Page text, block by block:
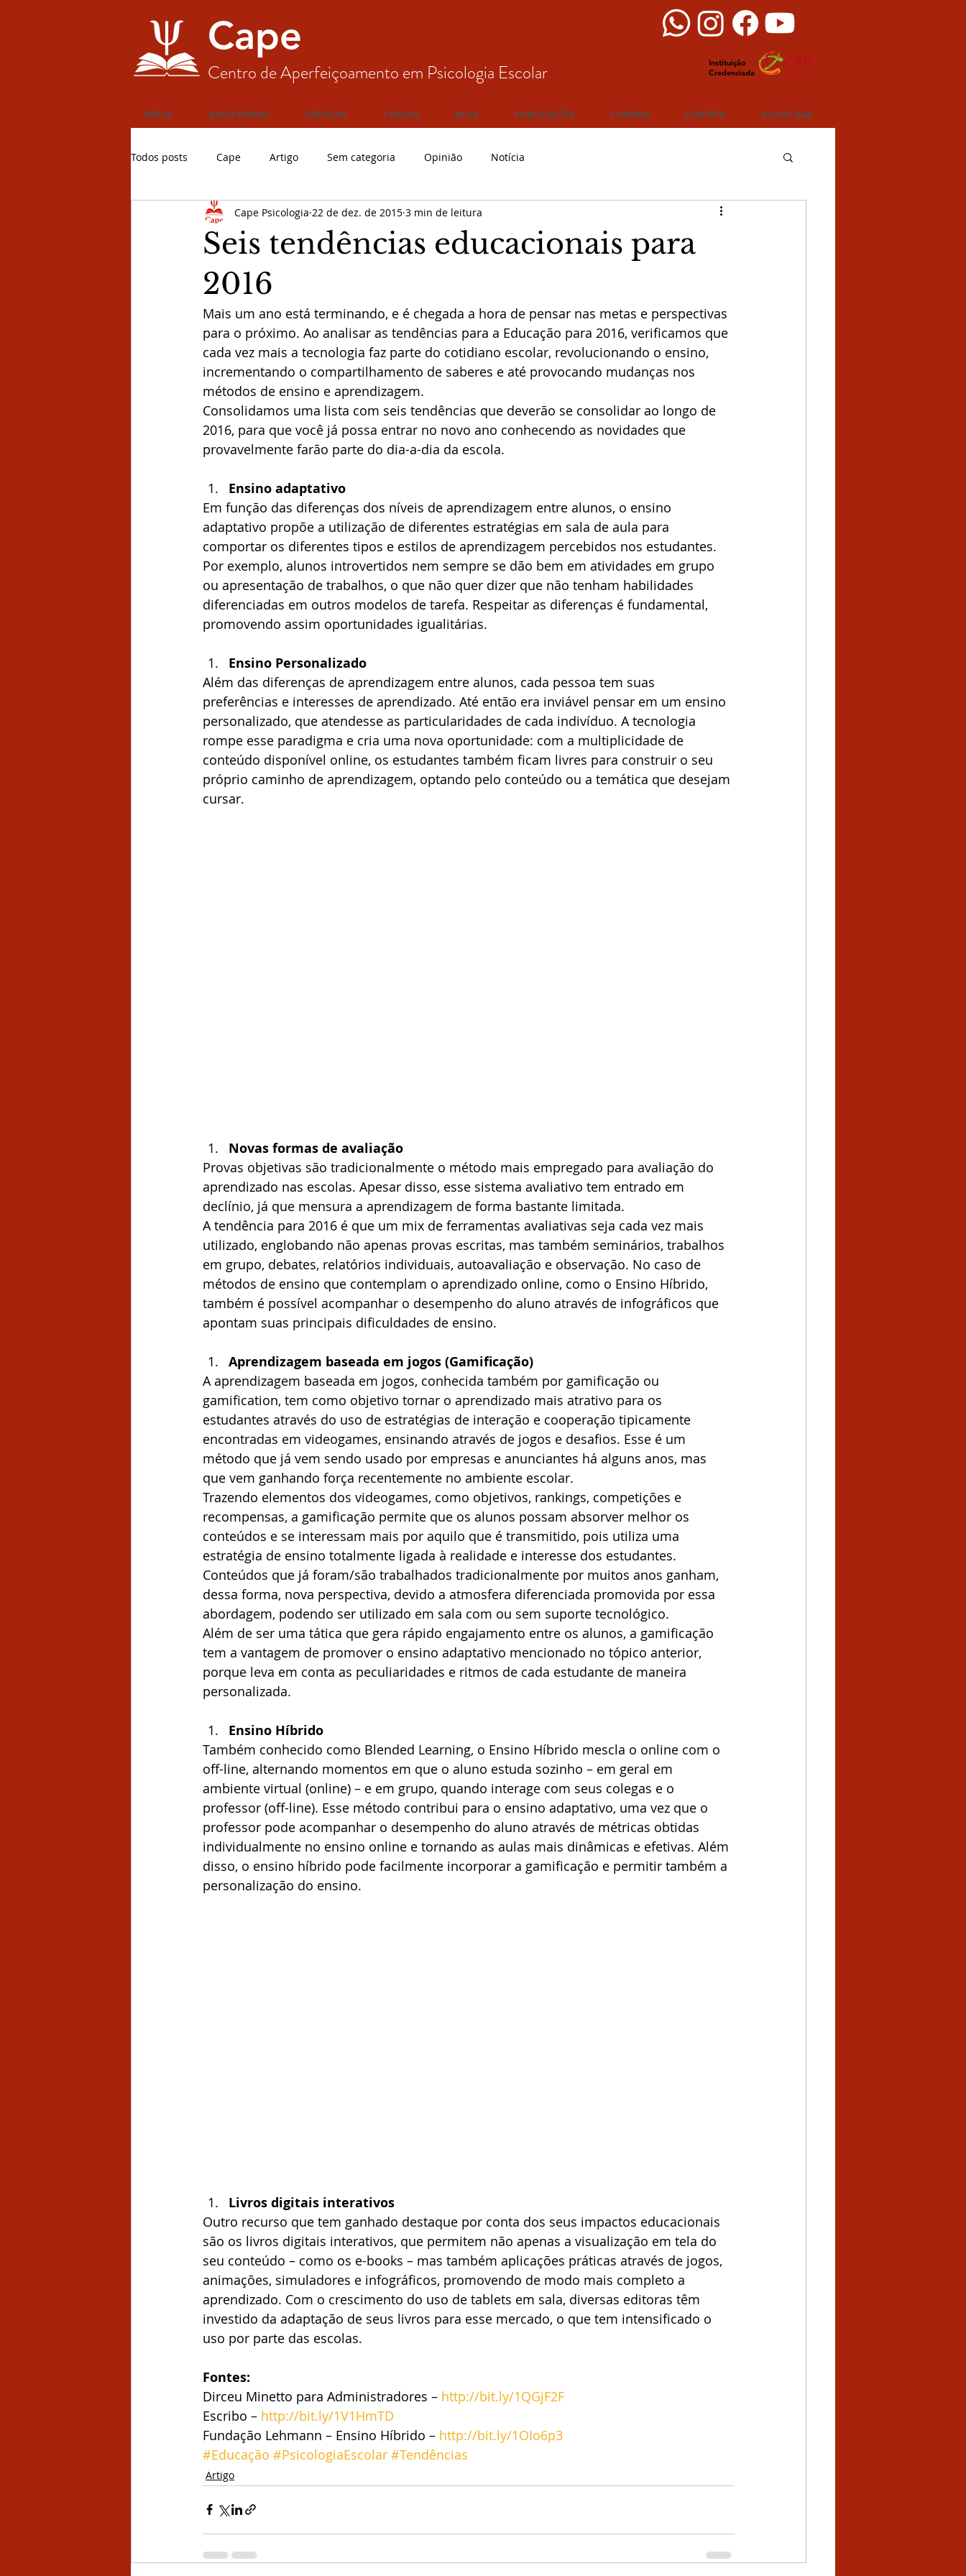
Cape
Centro de Aperfeiçoamento em Psicologia Escolar
Instituição
Credenciada
INÍCIO QUEM SOMOS SERVIÇOS CURSOS BLOG PUBLICAÇÕES LIVRARIA CONTATO ALUNO EAD
Todos posts Cape Artigo Sem categoria Opinião Notícia
Seis tendências educacionais para
2016
Cape Psicologia 22 de dez. de 2015 3 min de leitura
Mais um ano está terminando, e é chegada a hora de pensar nas metas e perspectivas
para o próximo. Ao analisar as tendências para a Educação para 2016, verificamos que
cada vez mais a tecnologia faz parte do cotidiano escolar, revolucionando o ensino,
incrementando o compartilhamento de saberes e até provocando mudanças nos
métodos de ensino e aprendizagem.
Consolidamos uma lista com seis tendências que deverão se consolidar ao longo de
2016, para que você já possa entrar no novo ano conhecendo as novidades que
provavelmente farão parte do dia-a-dia da escola.
Ensino adaptativo
Em função das diferenças dos níveis de aprendizagem entre alunos, o ensino
adaptativo propõe a utilização de diferentes estratégias em sala de aula para
comportar os diferentes tipos e estilos de aprendizagem percebidos nos estudantes.
Por exemplo, alunos introvertidos nem sempre se dão bem em atividades em grupo
ou apresentação de trabalhos, o que não quer dizer que não tenham habilidades
diferenciadas em outros modelos de tarefa. Respeitar as diferenças é fundamental,
promovendo assim oportunidades igualitárias.
Ensino Personalizado
Além das diferenças de aprendizagem entre alunos, cada pessoa tem suas
preferências e interesses de aprendizado. Até então era inviável pensar em um ensino
personalizado, que atendesse as particularidades de cada indivíduo. A tecnologia
rompe esse paradigma e cria uma nova oportunidade: com a multiplicidade de
conteúdo disponível online, os estudantes também ficam livres para construir o seu
próprio caminho de aprendizagem, optando pelo conteúdo ou a temática que desejam
cursar.
Novas formas de avaliação
Provas objetivas são tradicionalmente o método mais empregado para avaliação do
aprendizado nas escolas. Apesar disso, esse sistema avaliativo tem entrado em
declínio, já que mensura a aprendizagem de forma bastante limitada.
A tendência para 2016 é que um mix de ferramentas avaliativas seja cada vez mais
utilizado, englobando não apenas provas escritas, mas também seminários, trabalhos
em grupo, debates, relatórios individuais, autoavaliação e observação. No caso de
métodos de ensino que contemplam o aprendizado online, como o Ensino Híbrido,
também é possível acompanhar o desempenho do aluno através de infográficos que
apontam suas principais dificuldades de ensino.
Aprendizagem baseada em jogos (Gamificação)
A aprendizagem baseada em jogos, conhecida também por gamificação ou
gamification, tem como objetivo tornar o aprendizado mais atrativo para os
estudantes através do uso de estratégias de interação e cooperação tipicamente
encontradas em videogames, ensinando através de jogos e desafios. Esse é um
método que já vem sendo usado por empresas e anunciantes há alguns anos, mas
que vem ganhando força recentemente no ambiente escolar.
Trazendo elementos dos videogames, como objetivos, rankings, competições e
recompensas, a gamificação permite que os alunos possam absorver melhor os
conteúdos e se interessam mais por aquilo que é transmitido, pois utiliza uma
estratégia de ensino totalmente ligada à realidade e interesse dos estudantes.
Conteúdos que já foram/são trabalhados tradicionalmente por muitos anos ganham,
dessa forma, nova perspectiva, devido a atmosfera diferenciada promovida por essa
abordagem, podendo ser utilizado em sala com ou sem suporte tecnológico.
Além de ser uma tática que gera rápido engajamento entre os alunos, a gamificação
tem a vantagem de promover o ensino adaptativo mencionado no tópico anterior,
porque leva em conta as peculiaridades e ritmos de cada estudante de maneira
personalizada.
Ensino Híbrido
Também conhecido como Blended Learning, o Ensino Híbrido mescla o online com o
off-line, alternando momentos em que o aluno estuda sozinho – em geral em
ambiente virtual (online) – e em grupo, quando interage com seus colegas e o
professor (off-line). Esse método contribui para o ensino adaptativo, uma vez que o
professor pode acompanhar o desempenho do aluno através de métricas obtidas
individualmente no ensino online e tornando as aulas mais dinâmicas e efetivas. Além
disso, o ensino híbrido pode facilmente incorporar a gamificação e permitir também a
personalização do ensino.
Livros digitais interativos
Outro recurso que tem ganhado destaque por conta dos seus impactos educacionais
são os livros digitais interativos, que permitem não apenas a visualização em tela do
seu conteúdo – como os e-books – mas também aplicações práticas através de jogos,
animações, simuladores e infográficos, promovendo de modo mais completo a
aprendizado. Com o crescimento do uso de tablets em sala, diversas editoras têm
investido da adaptação de seus livros para esse mercado, o que tem intensificado o
uso por parte das escolas.
Fontes:
Dirceu Minetto para Administradores – http://bit.ly/1QGjF2F
Escribo – http://bit.ly/1V1HmTD
Fundação Lehmann – Ensino Híbrido – http://bit.ly/1OIo6p3
#Educação #PsicologiaEscolar #Tendências
Artigo